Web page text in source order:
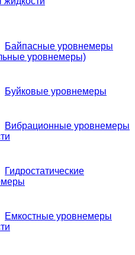
Байпасные уровнемеры
уровнемеры)
Буйковые уровнемеры
Вибрационные уровнемеры
Гидростатические
Емкостные уровнемеры